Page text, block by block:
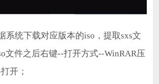
系统下载对应版本的iso，提取sxs文
文件之后右键--打开方式--WinRAR压
开；